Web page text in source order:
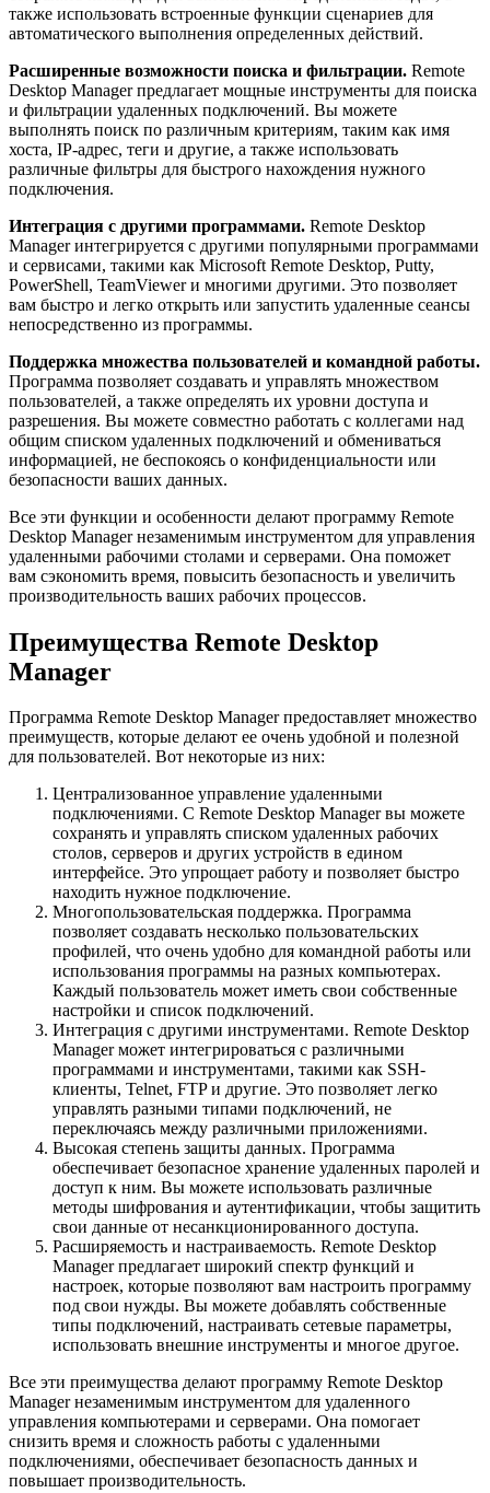
также использовать встроенные функции сценариев для
автоматического выполнения определенных действий.
Расширенные возможности поиска и фильтрации. Remote
Desktop Manager предлагает мощные инструменты для поиска
и фильтрации удаленных подключений. Вы можете
выполнять поиск по различным критериям, таким как имя
хоста, IP-адрес, теги и другие, а также использовать
различные фильтры для быстрого нахождения нужного
подключения.
Интеграция с другими программами. Remote Desktop
Manager интегрируется с другими популярными программами
и сервисами, такими как Microsoft Remote Desktop, Putty,
PowerShell, TeamViewer и многими другими. Это позволяет
вам быстро и легко открыть или запустить удаленные сеансы
непосредственно из программы.
Поддержка множества пользователей и командной работы.
Программа позволяет создавать и управлять множеством
пользователей, а также определять их уровни доступа и
разрешения. Вы можете совместно работать с коллегами над
общим списком удаленных подключений и обмениваться
информацией, не беспокоясь о конфиденциальности или
безопасности ваших данных.
Все эти функции и особенности делают программу Remote
Desktop Manager незаменимым инструментом для управления
удаленными рабочими столами и серверами. Она поможет
вам сэкономить время, повысить безопасность и увеличить
производительность ваших рабочих процессов.
Преимущества Remote Desktop
Manager
Программа Remote Desktop Manager предоставляет множество
преимуществ, которые делают ее очень удобной и полезной
для пользователей. Вот некоторые из них:
Централизованное управление удаленными
подключениями. С Remote Desktop Manager вы можете
сохранять и управлять списком удаленных рабочих
столов, серверов и других устройств в едином
интерфейсе. Это упрощает работу и позволяет быстро
находить нужное подключение.
Многопользовательская поддержка. Программа
позволяет создавать несколько пользовательских
профилей, что очень удобно для командной работы или
использования программы на разных компьютерах.
Каждый пользователь может иметь свои собственные
настройки и список подключений.
Интеграция с другими инструментами. Remote Desktop
Manager может интегрироваться с различными
программами и инструментами, такими как SSH-
клиенты, Telnet, FTP и другие. Это позволяет легко
управлять разными типами подключений, не
переключаясь между различными приложениями.
Высокая степень защиты данных. Программа
обеспечивает безопасное хранение удаленных паролей и
доступ к ним. Вы можете использовать различные
методы шифрования и аутентификации, чтобы защитить
свои данные от несанкционированного доступа.
Расширяемость и настраиваемость. Remote Desktop
Manager предлагает широкий спектр функций и
настроек, которые позволяют вам настроить программу
под свои нужды. Вы можете добавлять собственные
типы подключений, настраивать сетевые параметры,
использовать внешние инструменты и многое другое.
Все эти преимущества делают программу Remote Desktop
Manager незаменимым инструментом для удаленного
управления компьютерами и серверами. Она помогает
снизить время и сложность работы с удаленными
подключениями, обеспечивает безопасность данных и
повышает производительность.